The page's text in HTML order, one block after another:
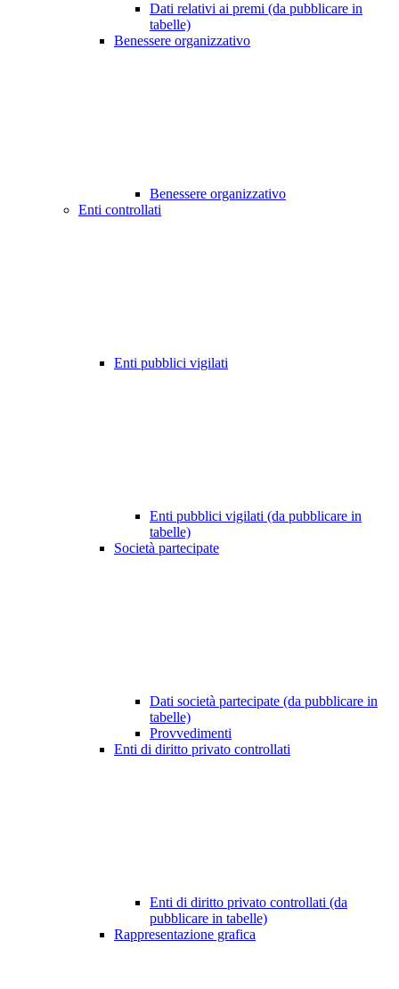
Dati relativi ai premi (da pubblicare in
tabelle)
Benessere organizzativo
Benessere organizzativo
Enti controllati
Enti pubblici vigilati
Enti pubblici vigilati (da pubblicare in
tabelle)
Società partecipate
Dati società partecipate (da pubblicare in
tabelle)
Provvedimenti
Enti di diritto privato controllati
Enti di diritto privato controllati (da
pubblicare in tabelle)
Rappresentazione grafica